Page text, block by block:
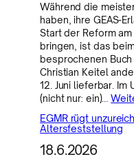
Während die
haben, ihre GEAS-
Start der Reform am
bringen, ist das
besprochenen Buch
Christian Keitel
12. Juni lieferbar.
(nicht nur: ein)…
EGMR rügt
Altersfeststellung
18.6.2026